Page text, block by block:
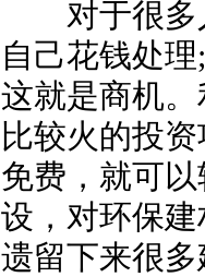
对于很多人
自己花钱处
这就是商机
比较火的投
免费，就可
设，对环保
遗留下来很